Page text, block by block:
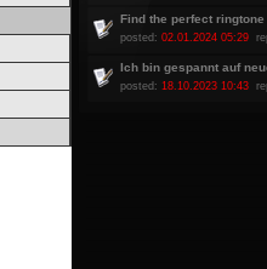
Find the perfect ringtone
posted: 02.01.2024 05:29
Ich bin gespannt auf
posted: 18.10.2023 10:43